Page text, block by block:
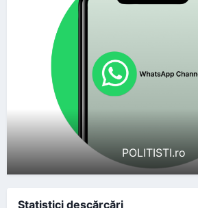
POLITISTI.ro
Statistici descărcări